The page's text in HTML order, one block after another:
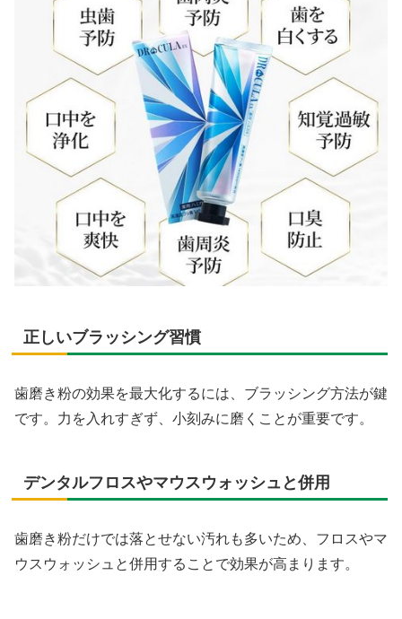
正しいブラッシング習慣
歯磨き粉の効果を最大化するには、ブラッシング方法が鍵
です。力を入れすぎず、小刻みに磨くことが重要です。
デンタルフロスやマウスウォッシュと併用
歯磨き粉だけでは落とせない汚れも多いため、フロスやマ
ウスウォッシュと併用することで効果が高まります。